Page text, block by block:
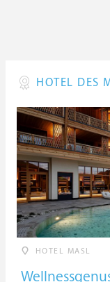
HOTEL DES
HOTEL MASL